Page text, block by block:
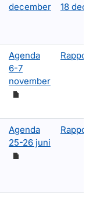
december
18
Agenda
6-7
november
Agenda
25-26 juni